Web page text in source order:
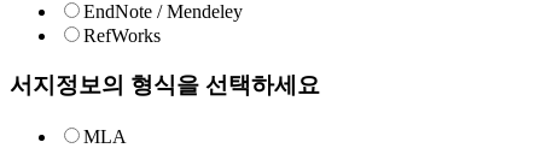
EndNote / Mendeley
RefWorks
서지정보의 형식을 선택하세요
MLA